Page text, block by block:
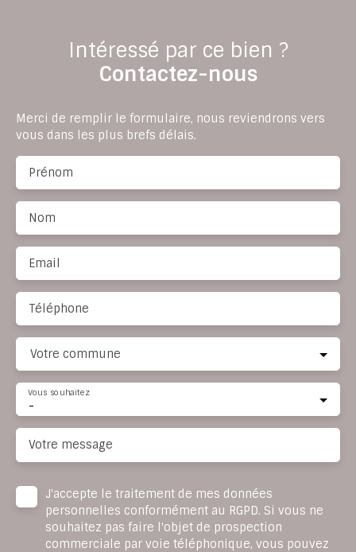
Intéressé par ce bien ?
Contactez-nous
Merci de remplir le formulaire, nous reviendrons vers
vous dans les plus brefs délais.
Prénom
Nom
Email
Téléphone
Votre commune
-
Vous souhaitez
Votre message
J'accepte le traitement de mes données
personnelles conformément au RGPD. Si vous ne
souhaitez pas faire l'objet de prospection
commerciale par voie téléphonique, vous pouvez